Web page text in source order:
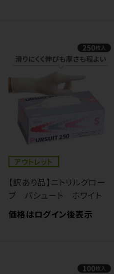
アウトレット
【訳あり品】ニトリルグロー
ブ パシュート ホワイト
価格はログイン後表示